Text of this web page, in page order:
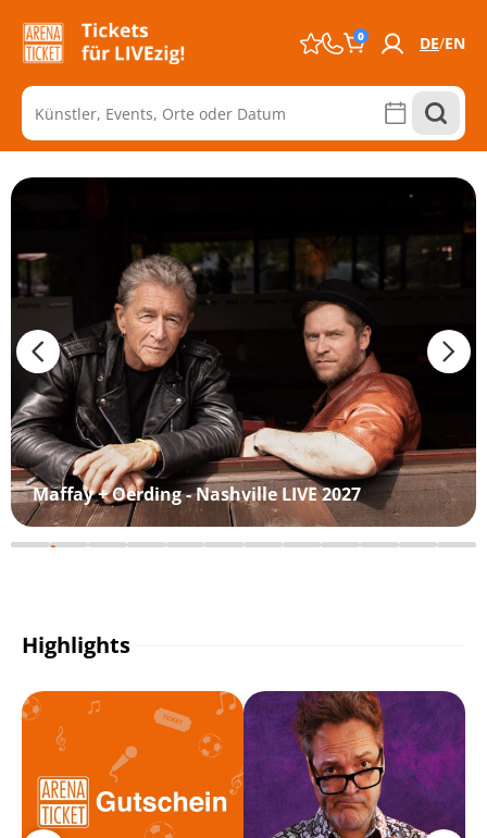
0 DE EN
Maffay + Oerding - Nashville LIVE 2027
Highlights